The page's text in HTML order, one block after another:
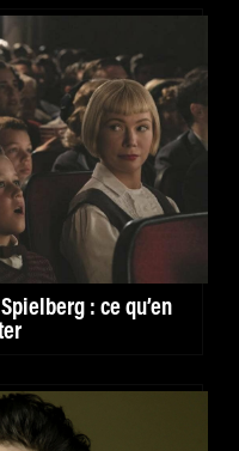
: ce qu’en